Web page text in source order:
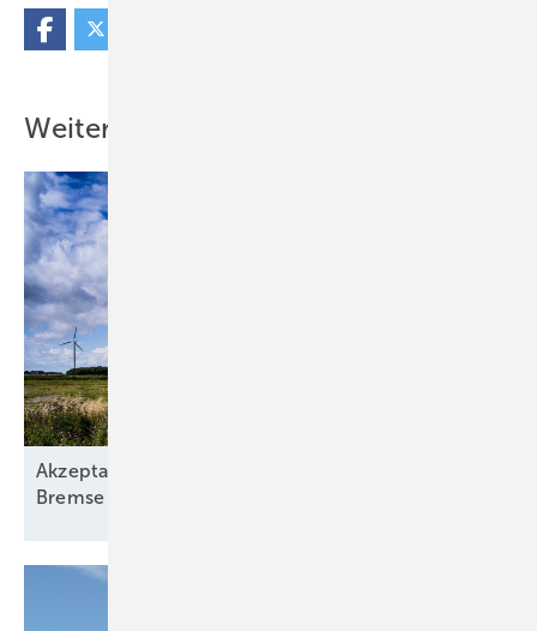
Weitere Inhalte
Akzeptanzforschung: Bürgerbeteiligung ist keine
Bremse